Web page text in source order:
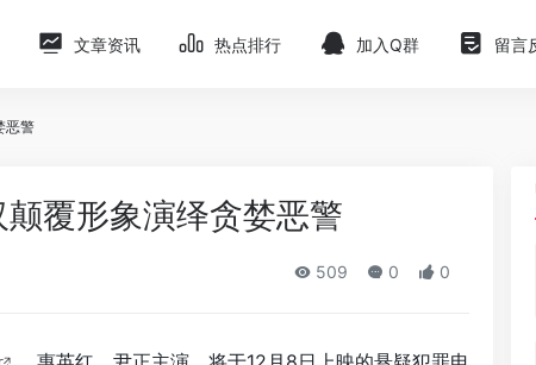
文章资讯 热点排行 加入Q群 留言
恶警
颠覆形象演绎贪婪恶警
509 0 0